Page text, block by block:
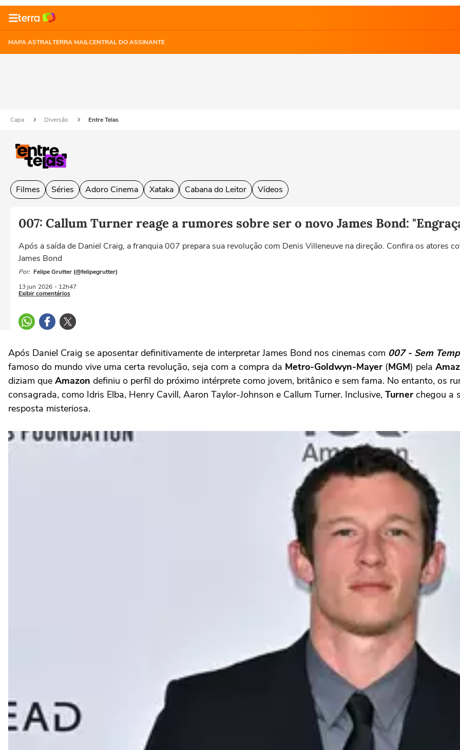
MAPA ASTRALTERRA MAILCENTRAL DO ASSINANTE
Capa Diversão Entre Telas
Filmes Séries Adoro Cinema Xataka Cabana do Leitor Vídeos
007: Callum Turner reage a rumores sobre ser o novo James Bond:
Após a saída de Daniel Craig, a franquia 007 prepara sua revolução com Denis Villeneuve na direção. Confira os atores
James Bond
Por: Felipe Grutter (@felipegrutter)
13 jun 2026 - 12h47
Exibir comentários
Após Daniel Craig se aposentar definitivamente de interpretar James Bond nos cinemas com 007 - Sem
famoso do mundo vive uma certa revolução, seja com a compra da Metro-Goldwyn-Mayer (MGM) pela
diziam que Amazon definiu o perfil do próximo intérprete como jovem, britânico e sem fama. No entanto, os
consagrada, como Idris Elba, Henry Cavill, Aaron Taylor-Johnson e Callum Turner. Inclusive, Turner chegou a
resposta misteriosa.